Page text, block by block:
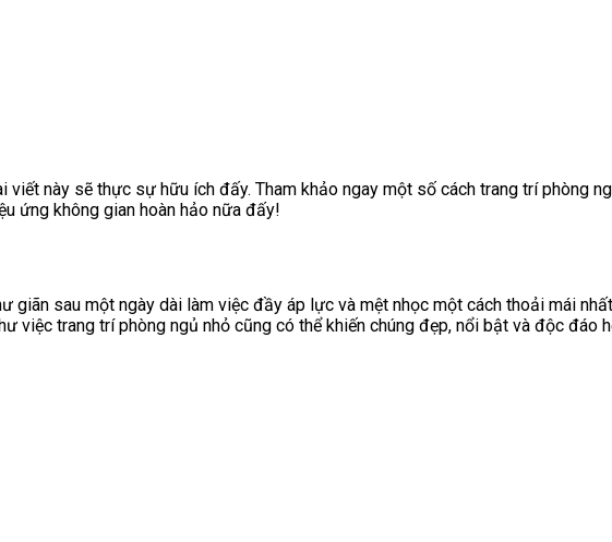
này sẽ thực sự hữu ích đấy. Tham khảo ngay một số cách trang trí phòng
ứng không gian hoàn hảo nữa đấy!
giãn sau một ngày dài làm việc đầy áp lực và mệt nhọc một cách thoải mái
việc trang trí phòng ngủ nhỏ cũng có thể khiến chúng đẹp, nổi bật và độc đáo